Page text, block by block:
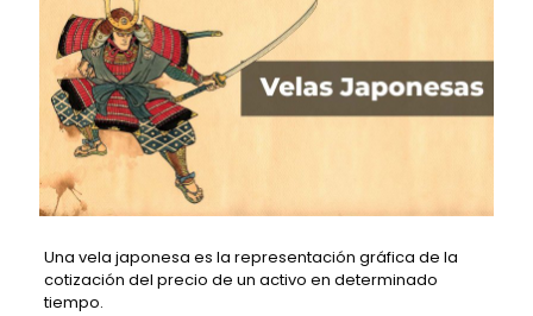
Una vela japonesa es la representación gráfica de la
cotización del precio de un activo en determinado
tiempo.